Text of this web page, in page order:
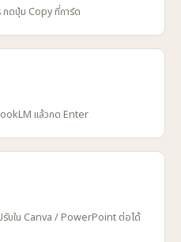
ดปุ่ม Copy ที่การ์ด
แล้วกด Enter
บใน Canva / PowerPoint ต่อได้